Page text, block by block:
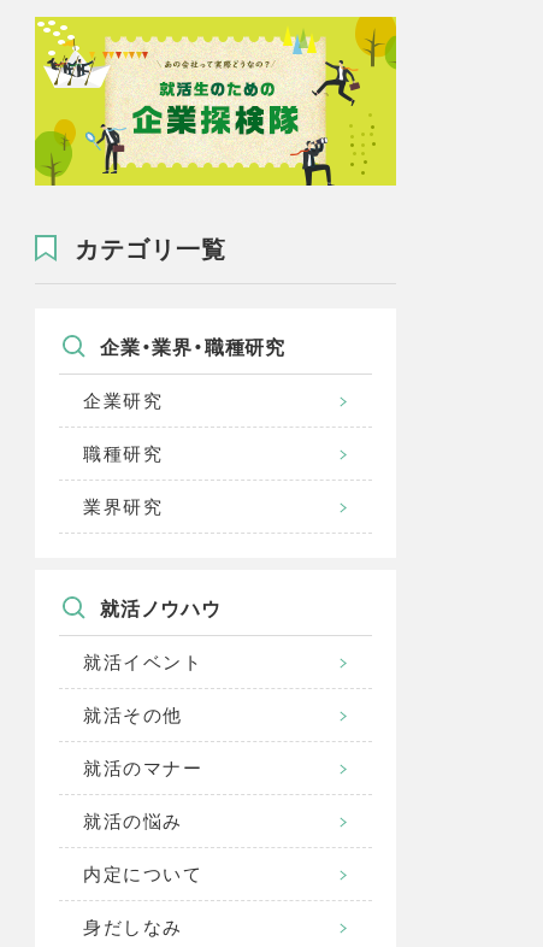
カテゴリ一覧
企業・業界・職種研究
企業研究
職種研究
業界研究
就活ノウハウ
就活イベント
就活その他
就活のマナー
就活の悩み
内定について
身だしなみ